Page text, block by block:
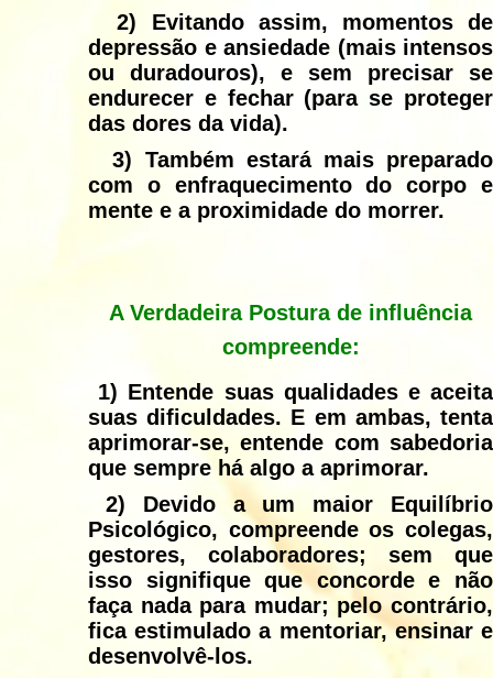
2) Evitando assim, momentos de
depressão e ansiedade (mais intensos
ou duradouros), e sem precisar se
endurecer e fechar (para se proteger
das dores da vida).
3) Também estará mais preparado
com o enfraquecimento do corpo e
mente e a proximidade do morrer.
A Verdadeira Postura de influência
compreende:
1) Entende suas qualidades e aceita
suas dificuldades. E em ambas, tenta
aprimorar-se, entende com sabedoria
que sempre há algo a aprimorar.
2) Devido a um maior Equilíbrio
Psicológico, compreende os colegas,
gestores, colaboradores; sem que
isso signifique que concorde e não
faça nada para mudar; pelo contrário,
fica estimulado a mentoriar, ensinar e
desenvolvê-los.